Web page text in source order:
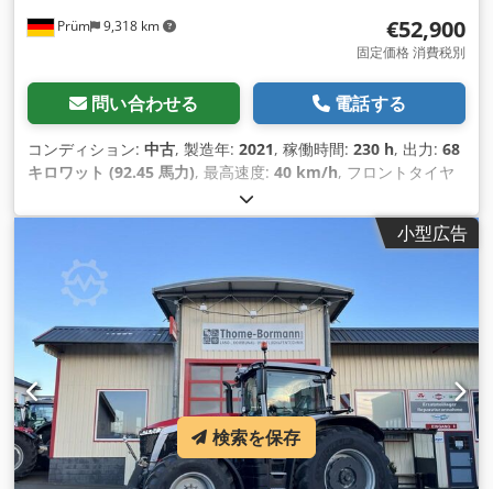
Prüm 9,318 km €52,900
固定価格 消費税別
問い合わせる 電話する
コンディション: 中古, 製造年: 2021, 稼働時間: 230 h, 出力: 68
キロワット (92.45 馬力), 最高速度: 40 km/h, フロントタイヤ
, 後輪タイヤサイズ:
0%, タイヤサイズ:480/70 R34,
小型広告
検索を保存